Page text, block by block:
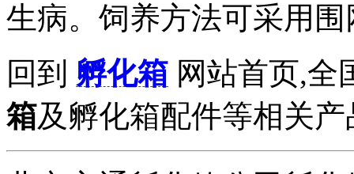
生病。饲养方法可采用
回到 孵化箱 网站首页,全
箱及孵化箱配件等相关产